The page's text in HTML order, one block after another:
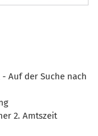
Auf der Suche nach
2. Amtszeit